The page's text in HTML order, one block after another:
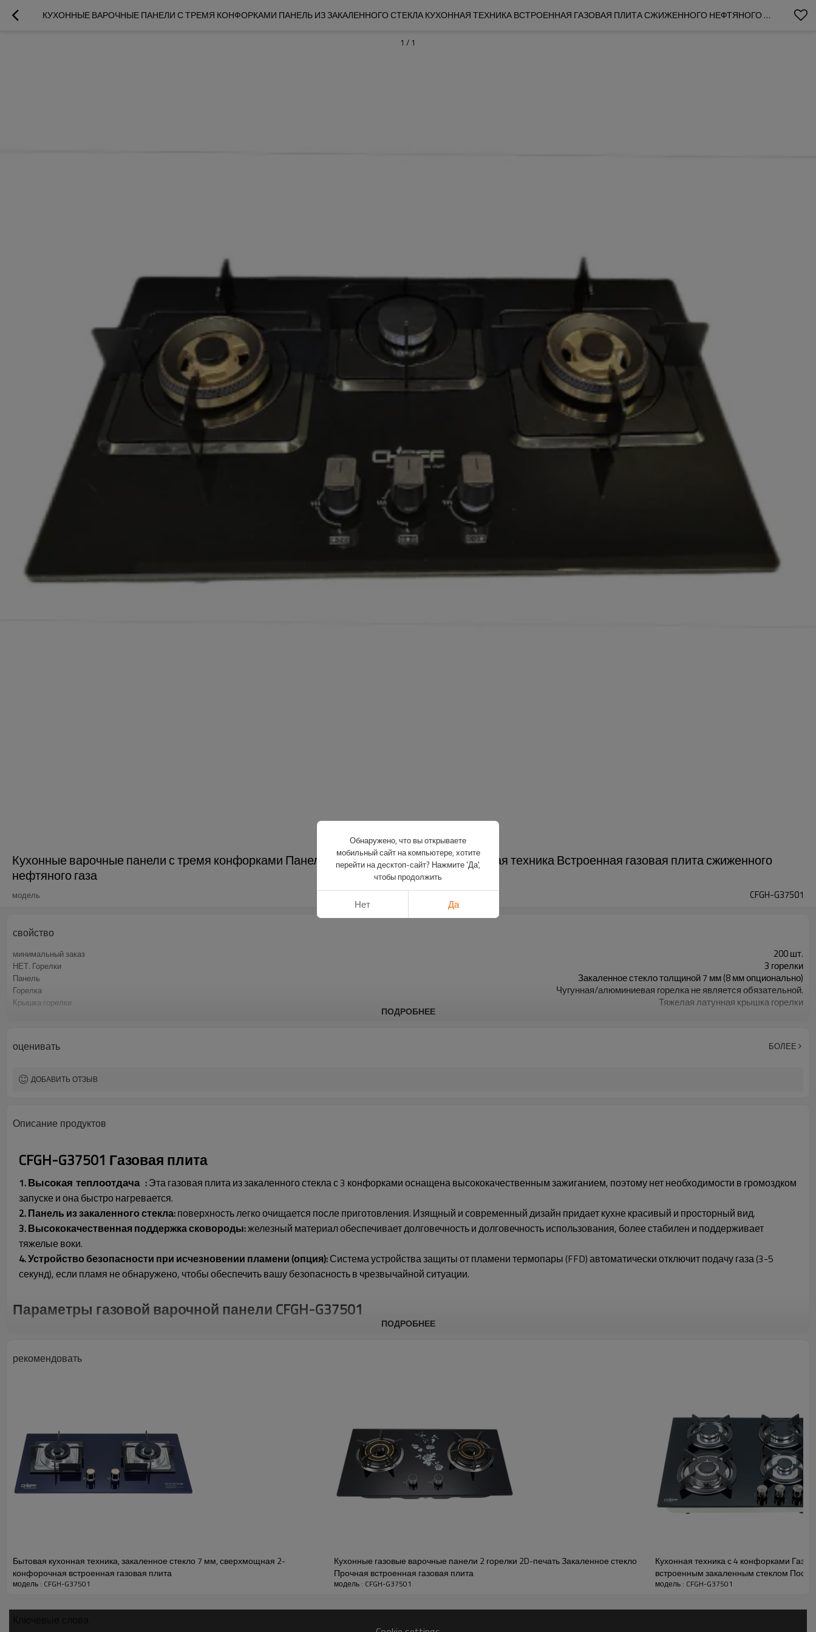
КУХОННЫЕ ВАРОЧНЫЕ ПАНЕЛИ С ТРЕМЯ КОНФОРКАМИ ПАНЕЛЬ ИЗ ЗАКАЛЕННОГО СТЕКЛА КУХОННАЯ ТЕХНИКА ВСТРОЕННАЯ ГАЗОВАЯ ПЛИТА СЖИЖЕННОГО НЕФТЯНОГО ГАЗА
1 / 1
Кухонные варочные панели с тремя конфорками Панель из закаленного стекла Кухонная техника Встроенная газовая плита сжиженного
нефтяного газа
модель CFGH-G37501
свойство
минимальный заказ 200 шт.
НЕТ. Горелки 3 горелки
Панель Закаленное стекло толщиной 7 мм (8 мм опционально)
Горелка Чугунная/алюминиевая горелка не является обязательной.
Крышка горелки Тяжелая латунная крышка горелки
Тип газа Газ СНГ/ПГ не является обязательным.
ПОДРОБНЕЕ
оценивать БОЛЕЕ
ДОБАВИТЬ ОТЗЫВ
Описание продуктов
CFGH-G37501 Газовая плита
1. Высокая теплоотдача :Эта газовая плита из закаленного стекла с 3 конфорками оснащена высококачественным зажиганием, поэтому нет необходимости в громоздком
запуске и она быстро нагревается.
2. Панель из закаленного стекла:поверхность легко очищается после приготовления. Изящный и современный дизайн придает кухне красивый и просторный вид.
3. Высококачественная поддержка сковороды:железный материал обеспечивает долговечность и долговечность использования, более стабилен и поддерживает
тяжелые воки.
4. Устройство безопасности при исчезновении пламени (опция):Система устройства защиты от пламени термопары (FFD) автоматически отключит подачу газа (3-5
секунд), если пламя не обнаружено, чтобы обеспечить вашу безопасность в чрезвычайной ситуации.
Параметры газовой варочной панели CFGH-G37501
Поверхностная панель:
Тип установки:
Крышка горелки:
Тяжелая латунная крышка
ПОДРОБНЕЕ
рекомендовать
Бытовая кухонная техника, закаленное стекло 7 мм, сверхмощная 2-
конфорочная встроенная газовая плита
модель : CFGH-G37501
Кухонные газовые варочные панели 2 горелки 2D-печать Закаленное стекло
Прочная встроенная газовая плита
модель : CFGH-G37501
Кухонная техника с 4 конфорками
встроенным закаленным стеклом
модель : CFGH-G37501
Обнаружено, что вы открываете
мобильный сайт на компьютере, хотите
перейти на десктоп-сайт? Нажмите 'Да',
чтобы продолжить
Нет Да